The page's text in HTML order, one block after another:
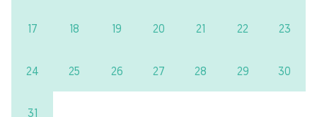
17 18 19 20 21 22 23
24 25 26 27 28 29 30
31